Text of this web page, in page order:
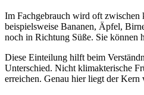
Im Fachgebrauch wird oft zwischen
beispielsweise Bananen, Äpfel,
noch in Richtung Süße. Sie können
Diese Einteilung hilft beim
Unterschied. Nicht klimakterische
erreichen. Genau hier liegt der